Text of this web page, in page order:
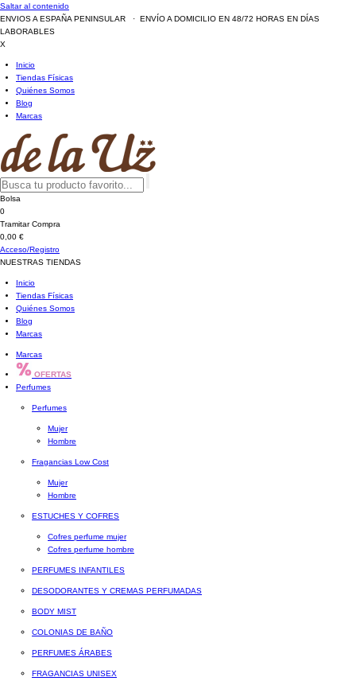
Saltar al contenido
ENVIOS A ESPAÑA PENINSULAR · ENVÍO A DOMICILIO EN 48/72 HORAS EN DÍAS
LABORABLES
X
Inicio
Tiendas Físicas
Quiénes Somos
Blog
Marcas
Bolsa
0
Tramitar Compra
0,00 €
Acceso/Registro
NUESTRAS TIENDAS
Inicio
Tiendas Físicas
Quiénes Somos
Blog
Marcas
Marcas
OFERTAS
Perfumes
Perfumes
Mujer
Hombre
Fragancias Low Cost
Mujer
Hombre
ESTUCHES Y COFRES
Cofres perfume mujer
Cofres perfume hombre
PERFUMES INFANTILES
DESODORANTES Y CREMAS PERFUMADAS
BODY MIST
COLONIAS DE BAÑO
PERFUMES ÁRABES
FRAGANCIAS UNISEX